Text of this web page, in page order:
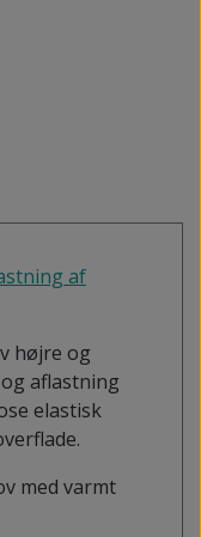
af
højre og
aflastning
elastisk
med varmt